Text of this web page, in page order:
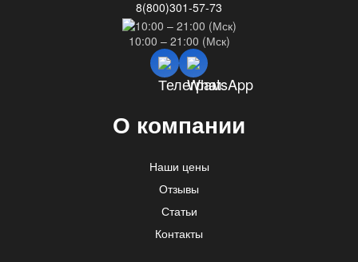
О компании
Наши цены
Отзывы
Статьи
Контакты
8(800)301-57-73
10:00 – 21:00 (Мск)